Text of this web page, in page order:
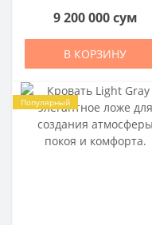
9 200 000 сум
В КОРЗИНУ
Популярный